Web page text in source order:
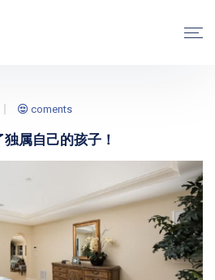
coments
属自己的孩子！